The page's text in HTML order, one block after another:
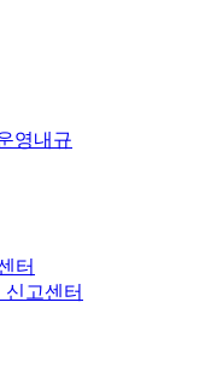
영내규
터
신고센터